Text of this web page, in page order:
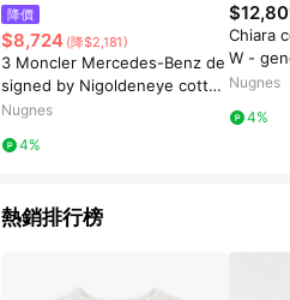
降價
$8,724 (降$2,181)
3 Moncler Mercedes-Benz de
signed by Nigoldeneye cotton
T-shirt - MONCLER GENIUS -
Nugnes
4%
Chiara
W -
Nugnes
4%
熱銷排行榜